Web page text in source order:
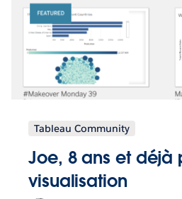
Tableau Community
Joe, 8 ans et déjà
visualisation